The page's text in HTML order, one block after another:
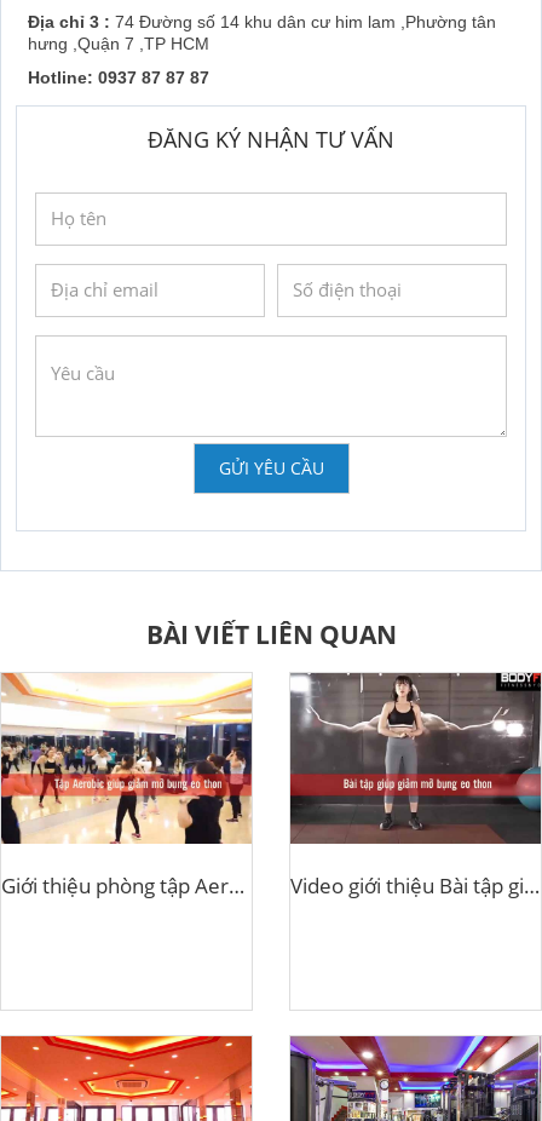
Địa chỉ 3 : 74 Đường số 14 khu dân cư him lam ,Phường tân
hưng ,Quận 7 ,TP HCM
Hotline: 0937 87 87 87
ĐĂNG KÝ NHẬN TƯ VẤN
GỬI YÊU CẦU
BÀI VIẾT LIÊN QUAN
Giới thiệu phòng tập Aerobic Bodyfit Video giới thiệu Bài tập giúp giảm mỡ bụng